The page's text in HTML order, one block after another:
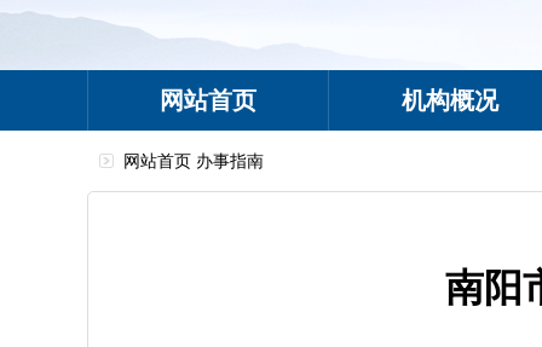
网站首页 机构概况
网站首页 办事指南
南阳